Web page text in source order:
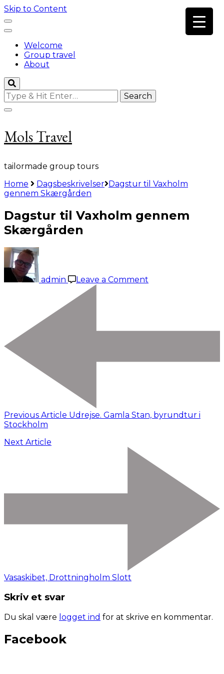
Skip to Content
Welcome
Group travel
About
Looking
for
Something?
Mols Travel
tailormade group tours
Home
Dagsbeskrivelser Dagstur til Vaxholm
gennem Skærgården
Dagstur til Vaxholm gennem
Skærgården
admin Leave a Comment
Previous Article Udrejse. Gamla Stan, byrundtur i
Stockholm
Next Article
Vasaskibet, Drottningholm Slott
Skriv et svar
Du skal være logget ind for at skrive en kommentar.
Facebook